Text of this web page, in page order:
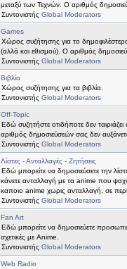
μεταξύ των Τεχνών. Ο αριθμός
Συντονιστής Global Moderators
Games
Χώρος συζήτησης για το
(αλλά και εθισμού). Ο αριθμός
Συντονιστής Global Moderators
Βιβλία
Χώρος συζήτησης για τα βιβλία.
Συντονιστής Global Moderators
Off-Topic
Εδώ συζητήστε οτιδήποτε δεν
αριθμός δημοσιεύσεών σας δεν
Συντονιστής Global Moderators
Λίστες - Ανταλλαγές - Ζητήσεις
Εδώ μπορείτε να δημοσιεύσετε την
κάνετε ανταλλαγή με τα anime που
καποιο anime χωρις ανταλλαγή, σε
Συντονιστής Global Moderators
Fan Art
Εδώ μπορείτε να δημοσιεύετε
σχετικές με Anime.
Συντονιστής Global Moderators
Web Radio